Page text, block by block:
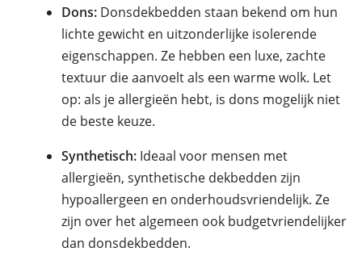
Dons: Donsdekbedden staan bekend om hun
lichte gewicht en uitzonderlijke isolerende
eigenschappen. Ze hebben een luxe, zachte
textuur die aanvoelt als een warme wolk. Let
op: als je allergieën hebt, is dons mogelijk niet
de beste keuze.
Synthetisch: Ideaal voor mensen met
allergieën, synthetische dekbedden zijn
hypoallergeen en onderhoudsvriendelijk. Ze
zijn over het algemeen ook budgetvriendelijker
dan donsdekbedden.